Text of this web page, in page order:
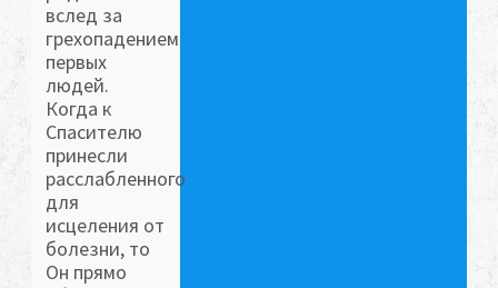
вслед за
грехопадением
первых
людей.
Когда к
Спасителю
принесли
расслабленного
для
исцеления от
болезни, то
Он прямо